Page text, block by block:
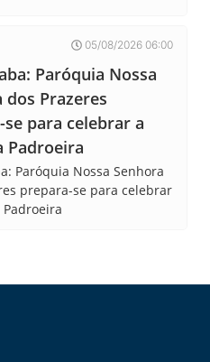
05/08/2026 06:00
Paróquia Nossa
dos Prazeres
para celebrar a
Padroeira
Paróquia Nossa Senhora
prepara-se para celebrar
Padroeira